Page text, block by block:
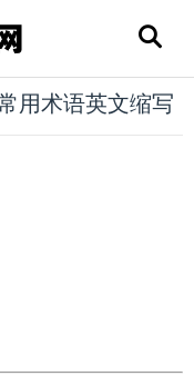
用术语英文缩写